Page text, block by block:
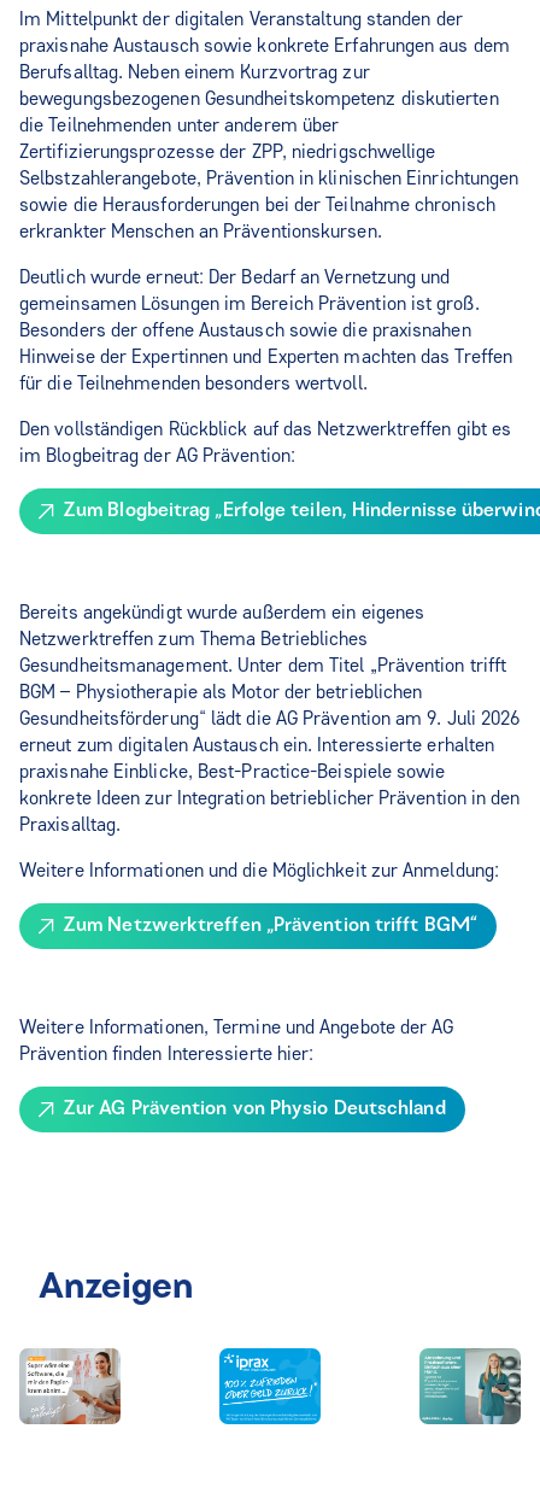
Im Mittelpunkt der digitalen Veranstaltung standen der
praxisnahe Austausch sowie konkrete Erfahrungen aus dem
Berufsalltag. Neben einem Kurzvortrag zur
bewegungsbezogenen Gesundheitskompetenz diskutierten
die Teilnehmenden unter anderem über
Zertifizierungsprozesse der ZPP, niedrigschwellige
Selbstzahlerangebote, Prävention in klinischen Einrichtungen
sowie die Herausforderungen bei der Teilnahme chronisch
erkrankter Menschen an Präventionskursen.
Deutlich wurde erneut: Der Bedarf an Vernetzung und
gemeinsamen Lösungen im Bereich Prävention ist groß.
Besonders der offene Austausch sowie die praxisnahen
Hinweise der Expertinnen und Experten machten das Treffen
für die Teilnehmenden besonders wertvoll.
Den vollständigen Rückblick auf das Netzwerktreffen gibt es
im Blogbeitrag der AG Prävention:
Zum Blogbeitrag „Erfolge teilen, Hindernisse
Bereits angekündigt wurde außerdem ein eigenes
Netzwerktreffen zum Thema Betriebliches
Gesundheitsmanagement. Unter dem Titel „Prävention trifft
BGM – Physiotherapie als Motor der betrieblichen
Gesundheitsförderung“ lädt die AG Prävention am 9. Juli 2026
erneut zum digitalen Austausch ein. Interessierte erhalten
praxisnahe Einblicke, Best-Practice-Beispiele sowie
konkrete Ideen zur Integration betrieblicher Prävention in den
Praxisalltag.
Weitere Informationen und die Möglichkeit zur Anmeldung:
Zum Netzwerktreffen „Prävention trifft BGM“
Weitere Informationen, Termine und Angebote der AG
Prävention finden Interessierte hier:
Zur AG Prävention von Physio Deutschland
Anzeigen